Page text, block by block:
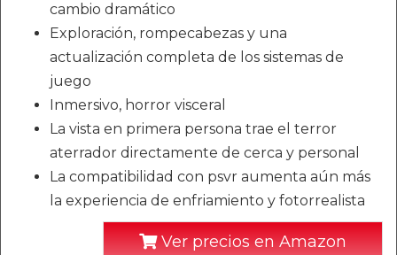
cambio dramático
Exploración, rompecabezas y una
actualización completa de los sistemas de
juego
Inmersivo, horror visceral
La vista en primera persona trae el terror
aterrador directamente de cerca y personal
La compatibilidad con psvr aumenta aún más
la experiencia de enfriamiento y fotorrealista
Ver precios en Amazon